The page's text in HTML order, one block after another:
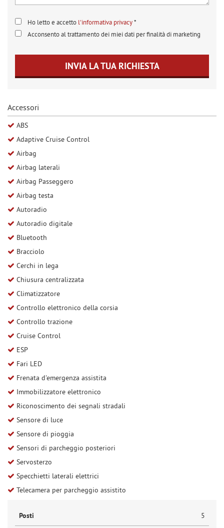
Ho letto e accetto l'informativa privacy*
Acconsento al trattamento dei miei dati per finalità di marketing
INVIA LA TUA RICHIESTA
Accessori
ABS
Adaptive Cruise Control
Airbag
Airbag laterali
Airbag Passeggero
Airbag testa
Autoradio
Autoradio digitale
Bluetooth
Bracciolo
Cerchi in lega
Chiusura centralizzata
Climatizzatore
Controllo elettronico della corsia
Controllo trazione
Cruise Control
ESP
Fari LED
Frenata d'emergenza assistita
Immobilizzatore elettronico
Riconoscimento dei segnali stradali
Sensore di luce
Sensore di pioggia
Sensori di parcheggio posteriori
Servosterzo
Specchietti laterali elettrici
Telecamera per parcheggio assistito
Posti 5
Cookie di marketing
Leggi
impostazioni